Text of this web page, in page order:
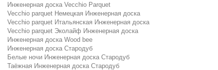
Инженерная доска Vecchio Parquet
Vecchio parquet Немецкая Инженерная доска
Vecchio parquet Итальянская Инженерная доска
Vecchio parquet Эколайф Инженерная доска
Инженерная доска Wood bee
Инженерная доска Стародуб
Белые ночи Инженерная доска Стародуб
Таёжная Инженерная доска Стародуб